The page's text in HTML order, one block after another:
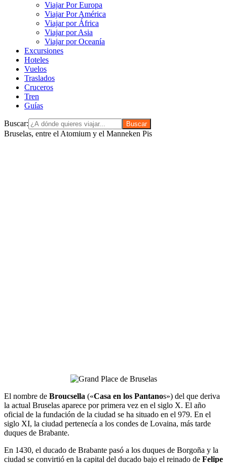
Viajar Por Europa
Viajar Por América
Viajar por África
Viajar por Asia
Viajar por Oceanía
Excursiones
Hoteles
Vuelos
Traslados
Cruceros
Tren
Guías
Buscar:
Bruselas, entre el Atomium y el Manneken Pis
El nombre de Broucsella («Casa en los Pantanos») del que deriva
la actual Bruselas aparece por primera vez en el siglo X. El año
oficial de la fundación de la ciudad se ha situado en el 979. En el
siglo XI, la ciudad pertenecía a los condes de Lovaina, más tarde
duques de Brabante.
En 1430, el ducado de Brabante pasó a los duques de Borgoña y la
ciudad se convirtió en la capital del ducado bajo el reinado de Felipe